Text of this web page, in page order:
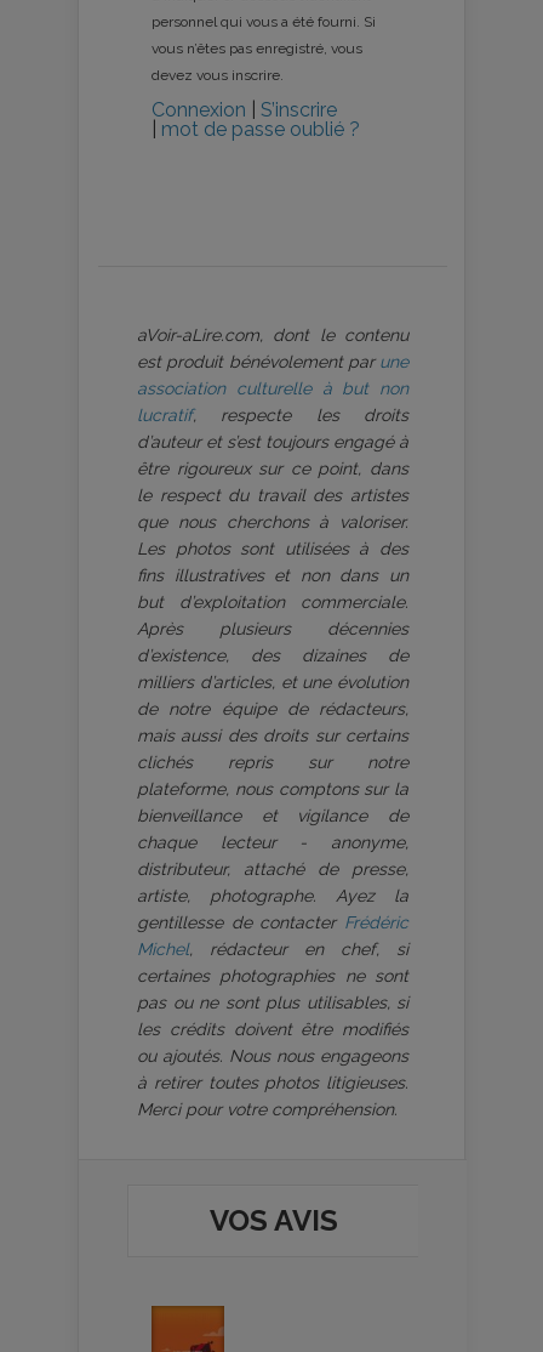
personnel qui vous a été fourni. Si
vous n’êtes pas enregistré, vous
devez vous inscrire.
Connexion
S’inscrire
mot de passe oublié ?
aVoir-aLire.com, dont le contenu
est produit bénévolement par une
association culturelle à but non
lucratif, respecte les droits
d’auteur et s’est toujours engagé à
être rigoureux sur ce point, dans
le respect du travail des artistes
que nous cherchons à valoriser.
Les photos sont utilisées à des
fins illustratives et non dans un
but d’exploitation commerciale.
Après plusieurs décennies
d’existence, des dizaines de
milliers d’articles, et une évolution
de notre équipe de rédacteurs,
mais aussi des droits sur certains
clichés repris sur notre
plateforme, nous comptons sur la
bienveillance et vigilance de
chaque lecteur - anonyme,
distributeur, attaché de presse,
artiste, photographe. Ayez la
gentillesse de contacter Frédéric
Michel, rédacteur en chef, si
certaines photographies ne sont
pas ou ne sont plus utilisables, si
les crédits doivent être modifiés
ou ajoutés. Nous nous engageons
à retirer toutes photos litigieuses.
Merci pour votre compréhension.
VOS AVIS